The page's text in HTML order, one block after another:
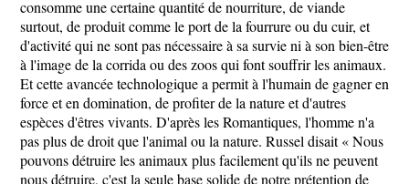
consomme une certaine quantité de nourriture, de viande
surtout, de produit comme le port de la fourrure ou du cuir, et
d'activité qui ne sont pas nécessaire à sa survie ni à son bien-être
à l'image de la corrida ou des zoos qui font souffrir les animaux.
Et cette avancée technologique a permit à l'humain de gagner en
force et en domination, de profiter de la nature et d'autres
espèces d'êtres vivants. D'après les Romantiques, l'homme n'a
pas plus de droit que l'animal ou la nature. Russel disait « Nous
pouvons détruire les animaux plus facilement qu'ils ne peuvent
nous détruire, c'est la seule base solide de notre prétention de